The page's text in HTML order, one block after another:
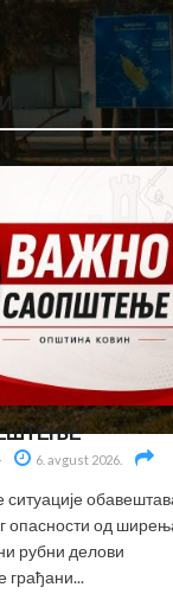
6. avgust 2026.
опасности од
рубни делови
грађани...